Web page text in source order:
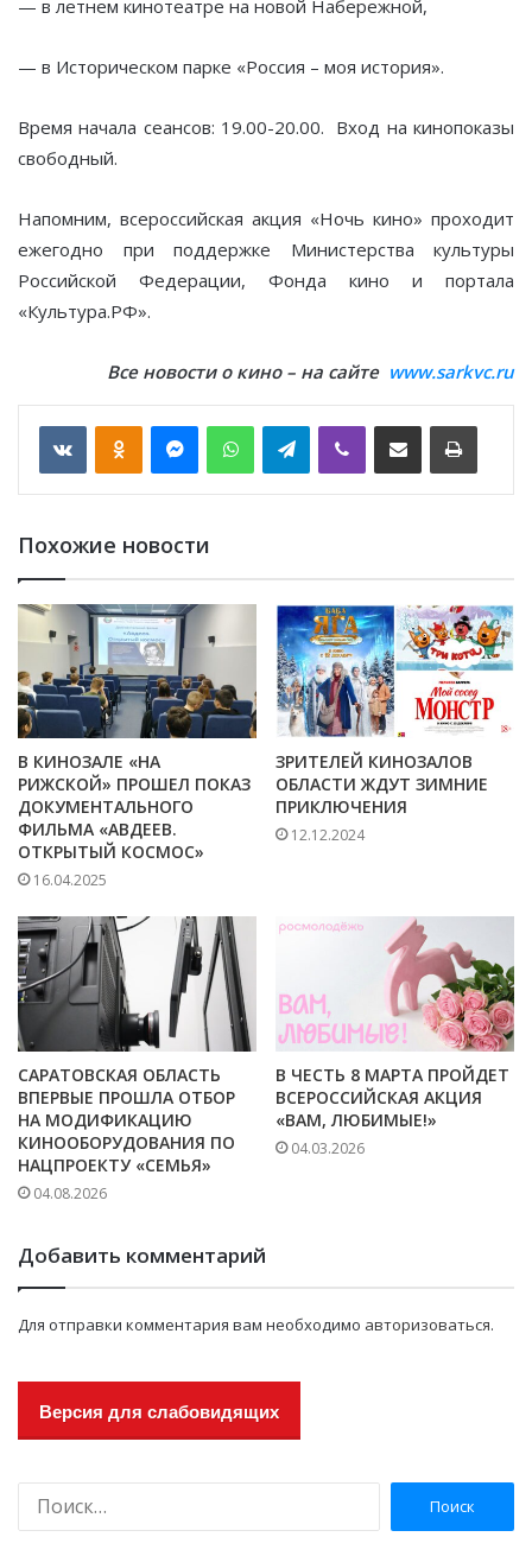
— в летнем кинотеатре на новой Набережной,
— в Историческом парке «Россия – моя история».
Время начала сеансов: 19.00-20.00. Вход на кинопоказы
свободный.
Напомним, всероссийская акция «Ночь кино» проходит
ежегодно при поддержке Министерства культуры
Российской Федерации, Фонда кино и портала
«Культура.РФ».
Все новости о кино – на сайте www.sarkvc.ru
VKontakte WhatsApp Telegram
Похожие новости
В КИНОЗАЛЕ «НА
РИЖСКОЙ» ПРОШЕЛ ПОКАЗ
ДОКУМЕНТАЛЬНОГО
ФИЛЬМА «АВДЕЕВ.
ОТКРЫТЫЙ КОСМОС»
16.04.2025
ЗРИТЕЛЕЙ КИНОЗАЛОВ
ОБЛАСТИ ЖДУТ ЗИМНИЕ
ПРИКЛЮЧЕНИЯ
12.12.2024
САРАТОВСКАЯ ОБЛАСТЬ
ВПЕРВЫЕ ПРОШЛА ОТБОР
НА МОДИФИКАЦИЮ
КИНООБОРУДОВАНИЯ ПО
НАЦПРОЕКТУ «СЕМЬЯ»
04.08.2026
В ЧЕСТЬ 8 МАРТА ПРОЙДЕТ
ВСЕРОССИЙСКАЯ АКЦИЯ
«ВАМ, ЛЮБИМЫЕ!»
04.03.2026
Добавить комментарий
Для отправки комментария вам необходимо авторизоваться.
Версия для слабовидящих